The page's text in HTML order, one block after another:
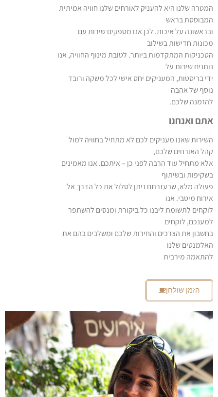
המטרה שלנו היא להעניק לאורחים שלנו חוויה אמיתית
המבוססת בראש
ובראשונה על איכות. לכן אנו מספקים שירות עם
מכונות חדישות בשילוב
הטכניקות המתקדמות ביותר. לטובת מינוף החוויה, אנו
נותנים שירות על
ידי בריסטות, המעניקים יחס אישי לכל משקה ורובד
נוסף של אהבה
להזמנה שלכם.
אתם ואנחנו
השירות שאנו מעניקים לכם לא מתחיל בחוויה למול
קהל האורחים שלכם,
אלא מתחיל עוד הרבה לפני כן – איתכם. אנו מאמינים
בשקיפות ובשיתוף
פעולה מלא, שבעזרתם ניתן לסלול את כל הדרך אל
אירוח מיטבי. אנו
לוקחים לתשומת ליבנו כל ביקורת ומנסים להשתפר
למענכם, לוקחים
בחשבון את הצרכים והחירות שלכם ומשלבים בהם את
האלמנטים שלנו
להתאמה מירבית
הזמן שולחן